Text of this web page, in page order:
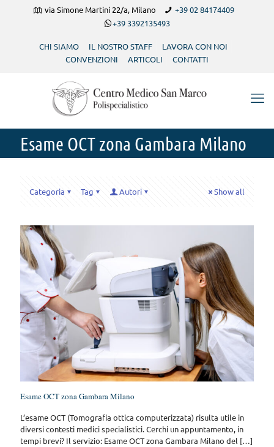
via Simone Martini 22/a, Milano
+39 02 84174409
+39 3392135493
CHI SIAMO IL NOSTRO STAFF
LAVORA CON NOI
CONVENZIONI
ARTICOLI CONTATTI
Esame OCT zona Gambara Milano
Categoria Tag Autori Show all
Esame OCT zona Gambara Milano
L’esame OCT (Tomografia ottica computerizzata) risulta utile in
diversi contesti medici specialistici. Cerchi un appuntamento, in
tempi brevi? Il servizio: Esame OCT zona Gambara Milano del […]